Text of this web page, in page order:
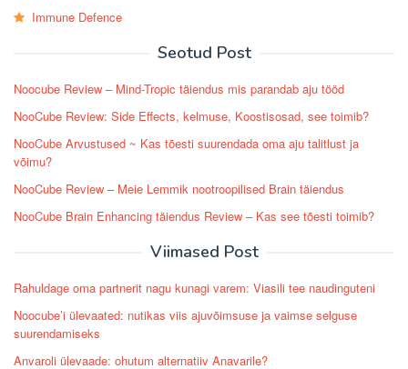
Immune Defence
Seotud Post
Noocube Review – Mind-Tropic täiendus mis parandab aju tööd
NooCube Review: Side Effects, kelmuse, Koostisosad, see toimib?
NooCube Arvustused ~ Kas tõesti suurendada oma aju talitlust ja
võimu?
NooCube Review – Meie Lemmik nootroopilised Brain täiendus
NooCube Brain Enhancing täiendus Review – Kas see tõesti toimib?
Viimased Post
Rahuldage oma partnerit nagu kunagi varem: Viasili tee naudinguteni
Noocube’i ülevaated: nutikas viis ajuvõimsuse ja vaimse selguse
suurendamiseks
Anvaroli ülevaade: ohutum alternatiiv Anavarile?